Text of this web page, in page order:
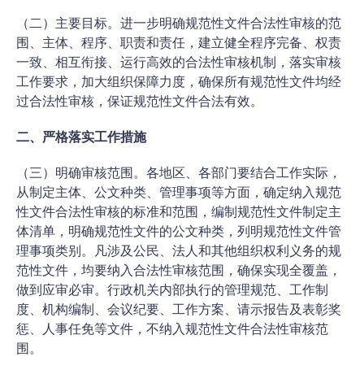
（二）主要目标。进一步明确规范性文件合法性审核的范
围、主体、程序、职责和责任，建立健全程序完备、权责
一致、相互衔接、运行高效的合法性审核机制，落实审核
工作要求，加大组织保障力度，确保所有规范性文件均经
过合法性审核，保证规范性文件合法有效。
二、严格落实工作措施
（三）明确审核范围。各地区、各部门要结合工作实际，
从制定主体、公文种类、管理事项等方面，确定纳入规范
性文件合法性审核的标准和范围，编制规范性文件制定主
体清单，明确规范性文件的公文种类，列明规范性文件管
理事项类别。凡涉及公民、法人和其他组织权利义务的规
范性文件，均要纳入合法性审核范围，确保实现全覆盖，
做到应审必审。行政机关内部执行的管理规范、工作制
度、机构编制、会议纪要、工作方案、请示报告及表彰奖
惩、人事任免等文件，不纳入规范性文件合法性审核范
围。